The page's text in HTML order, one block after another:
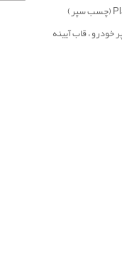
، قاب آیینه